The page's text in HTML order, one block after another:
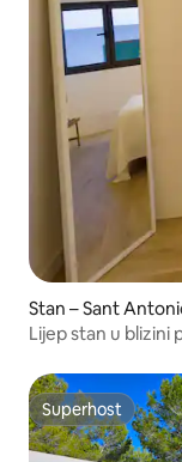
Stan – Sant
Lijep stan u blizini
Superhost
Superhost